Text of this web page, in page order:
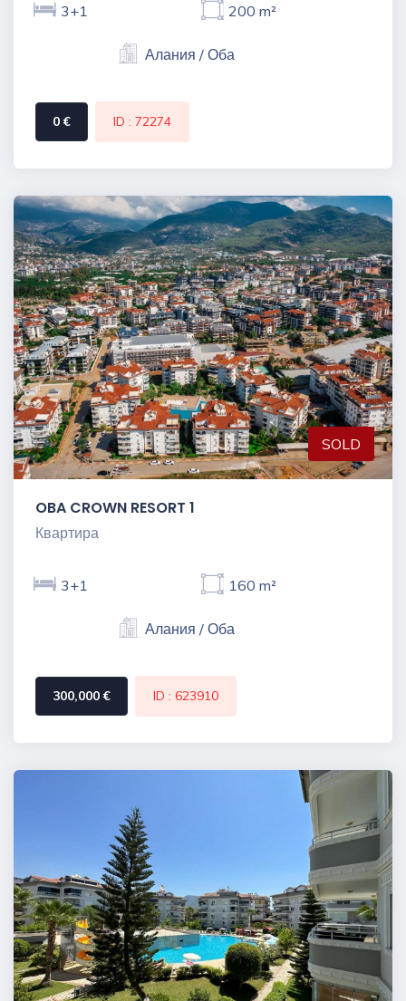
3+1 200 m²
Алания / Оба
0 € ID : 72274
SOLD
OBA CROWN RESORT 1
Квартира
3+1 160 m²
Алания / Оба
300,000 € ID : 623910